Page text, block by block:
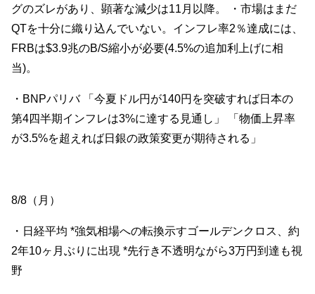
グのズレがあり、顕著な減少は11月以降。 ・市場はまだ
QTを十分に織り込んでいない。インフレ率2％達成には、
FRBは$3.9兆のB/S縮小が必要(4.5%の追加利上げに相
当)。
・BNPパリバ 「今夏ドル円が140円を突破すれば日本の
第4四半期インフレは3%に達する見通し」 「物価上昇率
が3.5%を超えれば日銀の政策変更が期待される」
8/8（月）
・日経平均 *強気相場への転換示すゴールデンクロス、約
2年10ヶ月ぶりに出現 *先行き不透明ながら3万円到達も視
野